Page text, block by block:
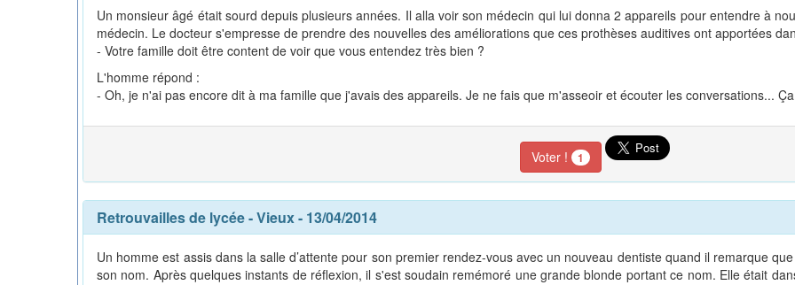
Un monsieur âgé était sourd depuis plusieurs années. Il alla voir son médecin qui lui donna 2 appareils pour entendre à
médecin. Le docteur s'empresse de prendre des nouvelles des améliorations que ces prothèses auditives ont apportées
- Votre famille doit être content de voir que vous entendez très bien ?
L'homme répond :
- Oh, je n'ai pas encore dit à ma famille que j'avais des appareils. Je ne fais que m'asseoir et écouter les conversations...
Voter ! 1
Retrouvailles de lycée-Vieux- 13/04/2014
Un homme est assis dans la salle d’attente pour son premier rendez-vous avec un nouveau dentiste quand il remarque
son nom. Après quelques instants de réflexion, il s'est soudain remémoré une grande blonde portant ce nom. Elle était